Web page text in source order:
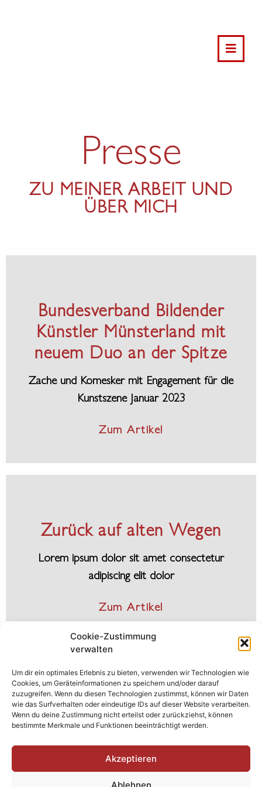
Cookie-Zustimmung
verwalten
Um dir ein optimales Erlebnis zu bieten, verwenden wir Technologien wie
Cookies, um Geräteinformationen zu speichern und/oder darauf
zuzugreifen. Wenn du diesen Technologien zustimmst, können wir Daten
wie das Surfverhalten oder eindeutige IDs auf dieser Website verarbeiten.
Wenn du deine Zustimmung nicht erteilst oder zurückziehst, können
bestimmte Merkmale und Funktionen beeinträchtigt werden.
Akzeptieren
Ablehnen
Presse
ZU MEINER ARBEIT UND
ÜBER MICH
Bundesverband Bildender
Künstler Münsterland mit
neuem Duo an der Spitze
Zache und Komesker mit Engagement für die
Kunstszene Januar 2023
Zum Artikel
Zurück auf alten Wegen
Lorem ipsum dolor sit amet consectetur
adipiscing elit dolor
Zum Artikel
Das ist die Überschrift
Lorem ipsum dolor sit amet consectetur
adipiscing elit dolor
Zum Artikel